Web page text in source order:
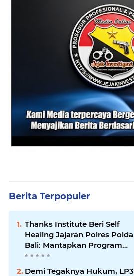
Berita Terpopuler
Thanks Institute Beri Self
Healing Jajaran Polres Polda
Bali: Mantapkan Program
Unggulan Kapolda
Demi Tegaknya Hukum, LP3